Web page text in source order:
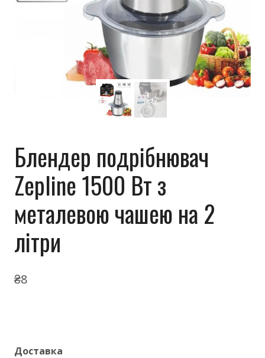
Блендер подрібнювач
Zepline 1500 Вт з
металевою чашею на 2
літри
₴8
Доставка